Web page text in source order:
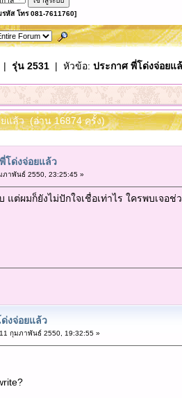
หัส โทร 081-7611760]
รุ่น 2531| หัวข้อ: ประกาศ พี่โด่งจ่อยแ
แล้ว (อ่าน 16874 ครั้ง)
โด่งจ่อยแล้ว
าพันธ์ 2550, 23:25:45 »
แต่ผมก็ยังไม่ปักใจเชื่อเท่าไร ใครพบเจอ
งจ่อยแล้ว
กุมภาพันธ์ 2550, 19:32:55 »